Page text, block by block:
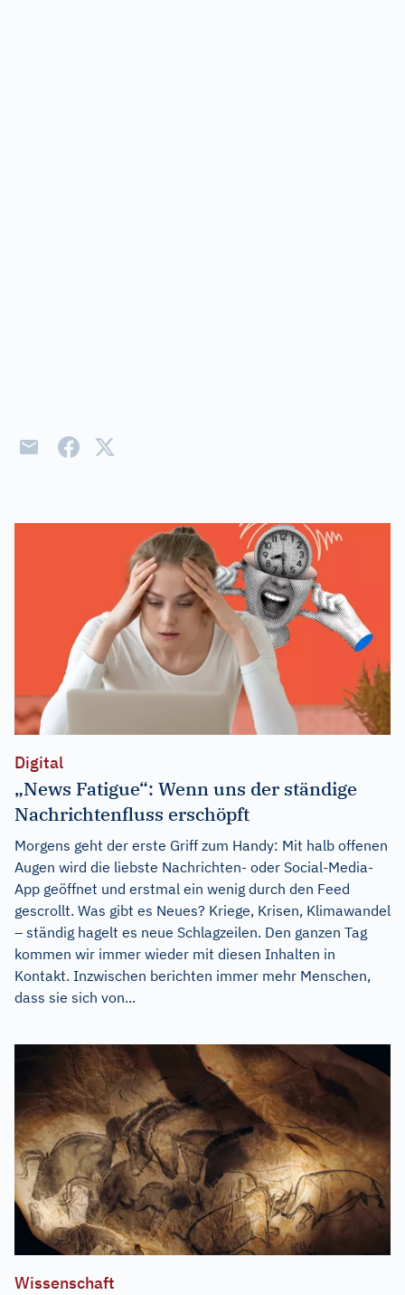
Digital
„News Fatigue“: Wenn uns der ständige
Nachrichtenfluss erschöpft
Morgens geht der erste Griff zum Handy: Mit halb offenen
Augen wird die liebste Nachrichten- oder Social-Media-
App geöffnet und erstmal ein wenig durch den Feed
gescrollt. Was gibt es Neues? Kriege, Krisen, Klimawandel
– ständig hagelt es neue Schlagzeilen. Den ganzen Tag
kommen wir immer wieder mit diesen Inhalten in
Kontakt. Inzwischen berichten immer mehr Menschen,
dass sie sich von...
Wissenschaft